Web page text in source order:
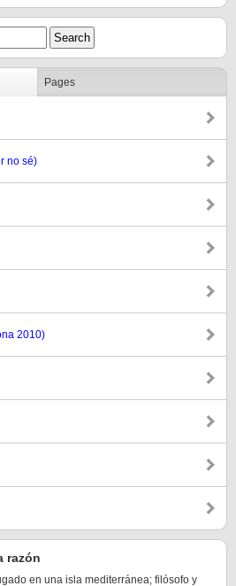
Pages
no sé)
2010)
razón
en una isla mediterránea; filósofo y